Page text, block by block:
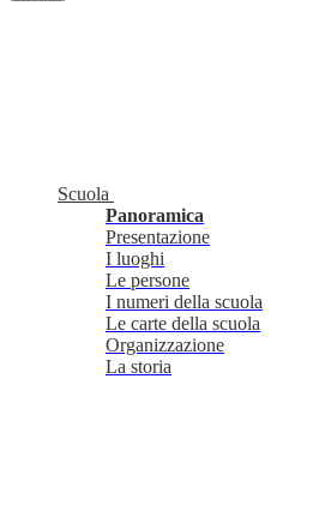
Scuola
Panoramica
Presentazione
I luoghi
Le persone
I numeri della scuola
Le carte della scuola
Organizzazione
La storia